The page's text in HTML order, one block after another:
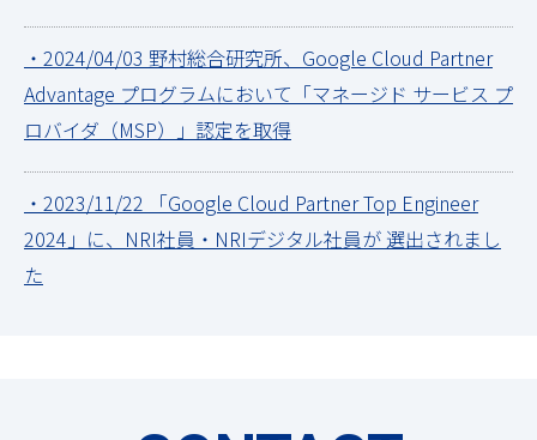
・2024/04/03 野村総合研究所、Google Cloud Partner
Advantage プログラムにおいて「マネージド サービス プ
ロバイダ（MSP）」認定を取得
・2023/11/22 「Google Cloud Partner Top Engineer
2024」に、NRI社員・NRIデジタル社員が 選出されまし
た